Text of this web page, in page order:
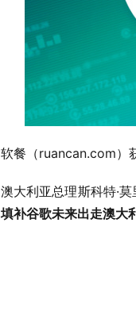
软餐（ruancan.com）
澳大利亚总理斯科特·
填补谷歌未来出走澳大